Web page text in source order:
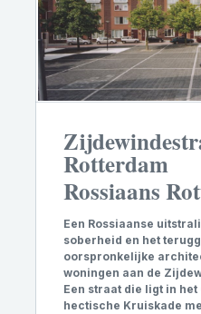
Rotterdam
Rossiaans
Een Rossiaanse
soberheid en het
oorspronkelijke
woningen aan de
Een straat die ligt in het
hectische Kruiskade